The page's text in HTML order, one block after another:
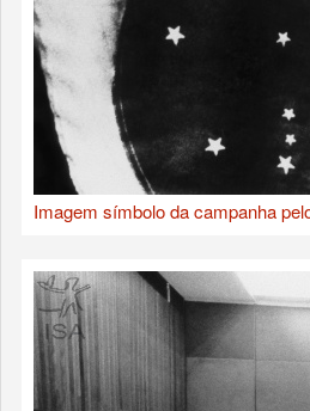
Imagem símbolo da campanha